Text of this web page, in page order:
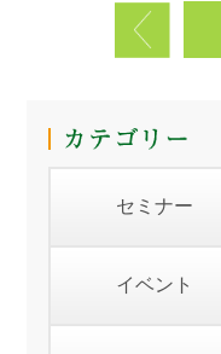
セミナー
イベント